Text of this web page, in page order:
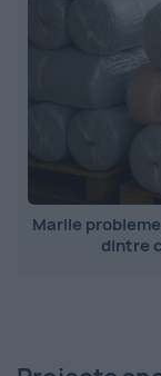
Marile
dintre